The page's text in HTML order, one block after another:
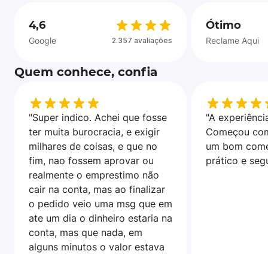
4,6
Google 2.357 avaliações
Ótimo
Reclame Aqui
Quem conhece, confia
"Super indico. Achei que fosse
ter muita burocracia, e exigir
milhares de coisas, e que no
fim, nao fossem aprovar ou
realmente o emprestimo não
cair na conta, mas ao finalizar
o pedido veio uma msg que em
ate um dia o dinheiro estaria na
conta, mas que nada, em
alguns minutos o valor estava
"A
Começou
um bom
prático e